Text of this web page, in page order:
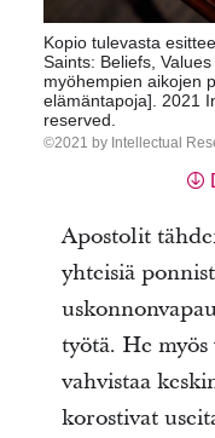
Kopio tulevasta
Saints: Beliefs,
myöhempien aikojen
elämäntapoja]. 2021
reserved.
2021 by Intellectual
Apostolit
yhteisiä
työtä. He
vahvistaa
korostivat